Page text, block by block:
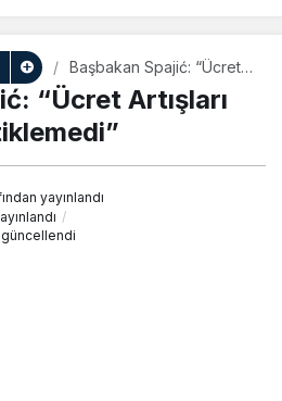
Başbakan Spajić: “Ücret
Tetiklemedi”
“Ücret Artışları
yayınlandı
güncellendi